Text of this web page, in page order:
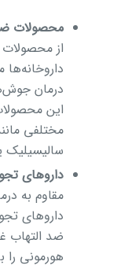
محصولات
از
درمان
این
مختلفی
سالیسیلیک
داروهای
مقاوم به
داروهای
هورمونی را